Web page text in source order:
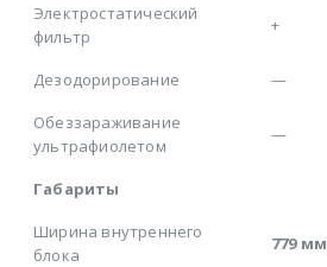
Электростатический
фильтр
+
Дезодорирование
—
Обеззараживание
ультрафиолетом
—
Габариты
Ширина внутреннего
блока
779 мм